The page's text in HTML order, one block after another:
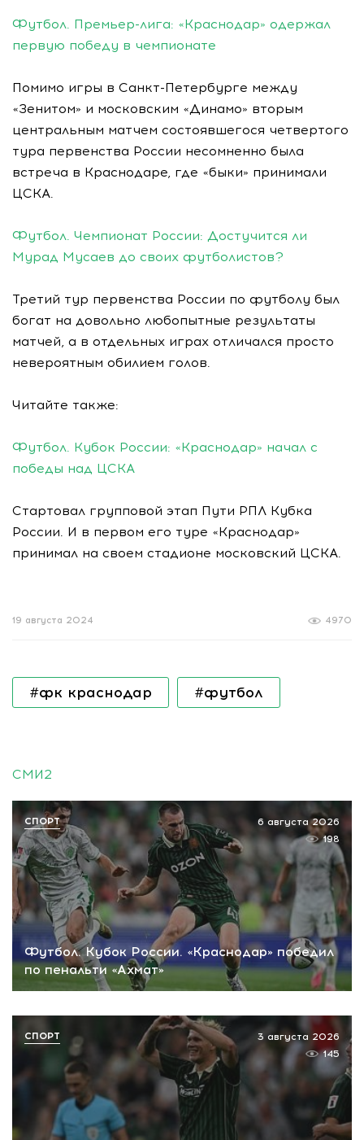
Футбол. Премьер-лига: «Краснодар» одержал
первую победу в чемпионате
Помимо игры в Санкт-Петербурге между
«Зенитом» и московским «Динамо» вторым
центральным матчем состоявшегося четвертого
тура первенства России несомненно была
встреча в Краснодаре, где «быки» принимали
ЦСКА.
Футбол. Чемпионат России: Достучится ли
Мурад Мусаев до своих футболистов?
Третий тур первенства России по футболу был
богат на довольно любопытные результаты
матчей, а в отдельных играх отличался просто
невероятным обилием голов.
Читайте также:
Футбол. Кубок России: «Краснодар» начал с
победы над ЦСКА
Стартовал групповой этап Пути РПЛ Кубка
России. И в первом его туре «Краснодар»
принимал на своем стадионе московский ЦСКА.
4970
19 августа 2024
#фк краснодар #футбол
СМИ2
Футбол. Кубок России. «Краснодар» победил
по пенальти «Ахмат»
6 августа 2026
198
СПОРТ
3 августа 2026
145
СПОРТ